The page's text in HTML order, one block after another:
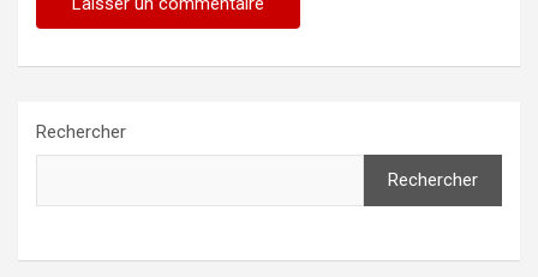
Rechercher
Rechercher